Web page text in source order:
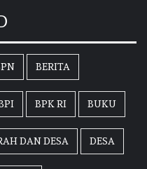
BERITA
BPK RI BUKU
DAN DESA DESA